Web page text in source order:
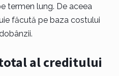
termen lung. De aceea
făcută pe baza costului
al creditului